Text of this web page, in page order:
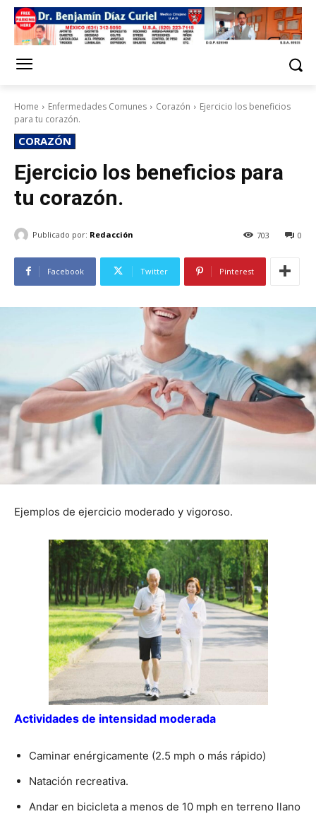
Home Enfermedades Comunes Corazón
Ejercicio los beneficios
para tu corazón.
CORAZÓN
Ejercicio los beneficios para
tu corazón.
Publicado por: Redacción 0
703
Facebook Twitter Pinterest
Ejemplos de ejercicio moderado y vigoroso.
Actividades de intensidad moderada
Caminar enérgicamente (2.5 mph o más rápido)
Natación recreativa.
Andar en bicicleta a menos de 10 mph en terreno llano